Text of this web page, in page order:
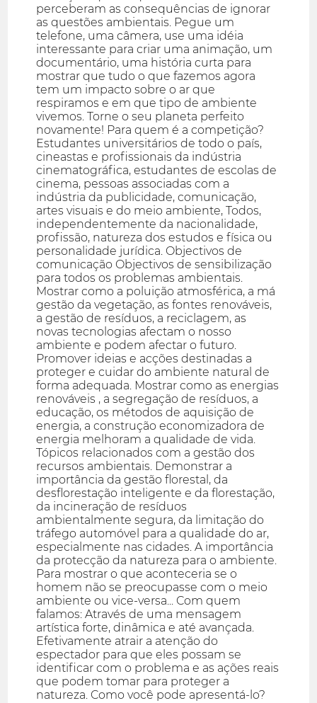
perceberam as consequências de ignorar
as questões ambientais. Pegue um
telefone, uma câmera, use uma idéia
interessante para criar uma animação, um
documentário, uma história curta para
mostrar que tudo o que fazemos agora
tem um impacto sobre o ar que
respiramos e em que tipo de ambiente
vivemos. Torne o seu planeta perfeito
novamente! Para quem é a competição?
Estudantes universitários de todo o país,
cineastas e profissionais da indústria
cinematográfica, estudantes de escolas de
cinema, pessoas associadas com a
indústria da publicidade, comunicação,
artes visuais e do meio ambiente, Todos,
independentemente da nacionalidade,
profissão, natureza dos estudos e física ou
personalidade jurídica. Objectivos de
comunicação Objectivos de sensibilização
para todos os problemas ambientais.
Mostrar como a poluição atmosférica, a má
gestão da vegetação, as fontes renováveis,
a gestão de resíduos, a reciclagem, as
novas tecnologias afectam o nosso
ambiente e podem afectar o futuro.
Promover ideias e acções destinadas a
proteger e cuidar do ambiente natural de
forma adequada. Mostrar como as energias
renováveis , a segregação de resíduos, a
educação, os métodos de aquisição de
energia, a construção economizadora de
energia melhoram a qualidade de vida.
Tópicos relacionados com a gestão dos
recursos ambientais. Demonstrar a
importância da gestão florestal, da
desflorestação inteligente e da florestação,
da incineração de resíduos
ambientalmente segura, da limitação do
tráfego automóvel para a qualidade do ar,
especialmente nas cidades. A importância
da protecção da natureza para o ambiente.
Para mostrar o que aconteceria se o
homem não se preocupasse com o meio
ambiente ou vice-versa... Com quem
falamos: Através de uma mensagem
artística forte, dinâmica e até avançada.
Efetivamente atrair a atenção do
espectador para que eles possam se
identificar com o problema e as ações reais
que podem tomar para proteger a
natureza. Como você pode apresentá-lo?